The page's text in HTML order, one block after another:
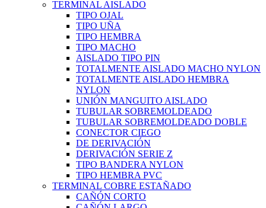
TERMINAL AISLADO
TIPO OJAL
TIPO UÑA
TIPO HEMBRA
TIPO MACHO
AISLADO TIPO PIN
TOTALMENTE AISLADO MACHO NYLON
TOTALMENTE AISLADO HEMBRA
NYLON
UNIÓN MANGUITO AISLADO
TUBULAR SOBREMOLDEADO
TUBULAR SOBREMOLDEADO DOBLE
CONECTOR CIEGO
DE DERIVACIÓN
DERIVACIÓN SERIE Z
TIPO BANDERA NYLON
TIPO HEMBRA PVC
TERMINAL COBRE ESTAÑADO
CAÑÓN CORTO